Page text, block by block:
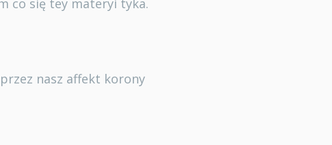
co się tey materyi tyka.
nasz affekt korony